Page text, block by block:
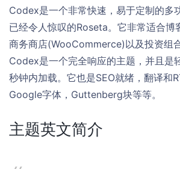
Codex是一个非常快速，易于定制的多
已经令人惊叹的Roseta。它非常适合博
商务商店(WooCommerce)以及投资组
Codex是一个完全响应的主题，并且是
秒钟内加载。它也是SEO就绪，翻译和
Google字体，Guttenberg块等等。
主题英文简介